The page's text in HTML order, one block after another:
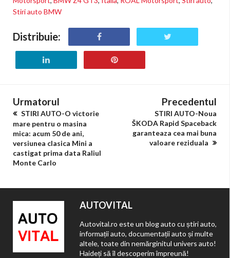
Stiri auto BMW
Distribuie:
Urmatorul
STIRI AUTO-O victorie
mare pentru o masina
mica: acum 50 de ani,
versiunea clasica Mini a
castigat prima data Raliul
Monte Carlo
Precedentul
STIRI AUTO-Noua
ŠKODA Rapid Spaceback
garanteaza cea mai buna
valoare reziduala
AUTOVITAL
Autovital.ro este un blog auto cu știri auto,
informații auto, documentații auto și multe
altele, toate din nemărginitul univers auto!
Haideți să îl descoperim împreună!